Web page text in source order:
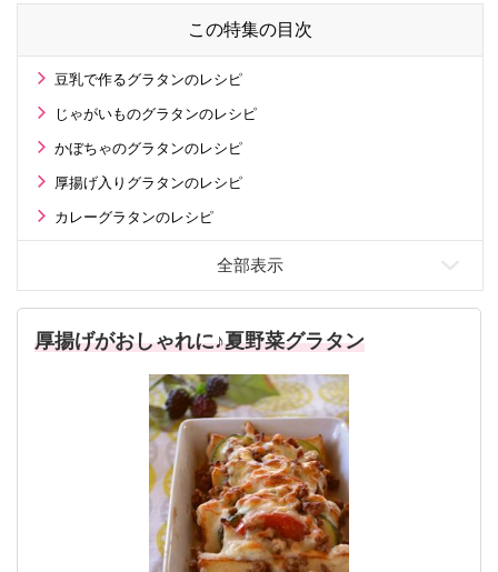
この特集の目次
豆乳で作るグラタンのレシピ
じゃがいものグラタンのレシピ
かぼちゃのグラタンのレシピ
厚揚げ入りグラタンのレシピ
カレーグラタンのレシピ
厚揚げがおしゃれに♪夏野菜グラタン